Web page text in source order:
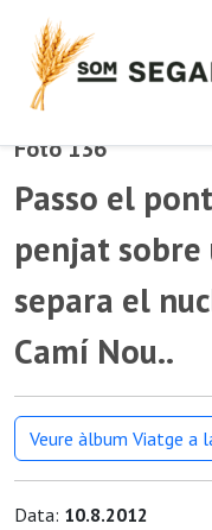
Foto 136
Passo el
penjat sobre
separa el
Camí Nou..
Veure àlbum Viatge a
Data: 10.8.2012